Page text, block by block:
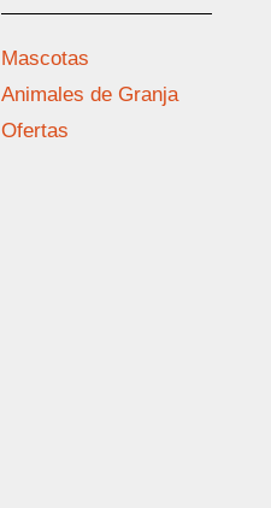
Mascotas
Animales de Granja
Ofertas